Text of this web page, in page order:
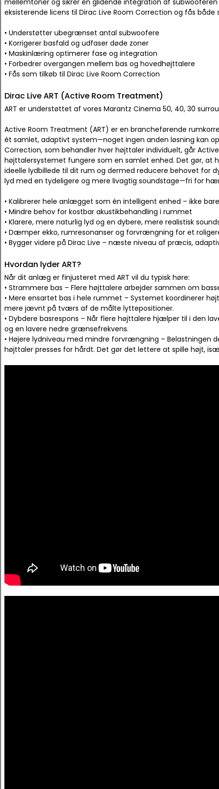
mellemtoner og sikrer en glidende integration af
eksisterende licens til Dirac Live Room Correction og fås
• Understøtter ubegrænset antal subwoofere
• Korrigerer basfald og udfaser døde zoner
• Maskinlæring optimerer fase og integration
• Forbedrer overgangen mellem bas og hovedhøjttalere
• Fås som tilkøb til Dirac Live Room Correction
Dirac Live ART (Active Room Treatment)
ART er understøttet af vores Marantz Cinema 50, 40, 30
Active Room Treatment (ART) er en brancheførende
ét samlet, adaptivt system—noget ingen anden løsning kan
Correction, som behandler hver højttaler individuelt, går
højttalersystemet fungere som en samlet enhed. Det gør,
ideelle lydbillede til dit rum og dermed reducere behovet for
lyd med en tydeligere og mere livagtig soundstage—fri for
• Kalibrerer hele anlægget som én intelligent enhed – ikke
• Mindre behov for kostbar akustikbehandling i rummet
• Klarere, mere naturlig lyd og en dybere, mere realistisk
• Dæmper ekko, rumresonanser og forvrængning for et
• Bygger videre på Dirac Live – næste niveau af præcis,
Hvordan lyder ART?
Når dit anlæg er finjusteret med ART vil du typisk høre:
• Strammere bas – Flere højttalere arbejder sammen om
• Mere ensartet bas i hele rummet – Systemet koordinerer
mere jævnt på tværs af de målte lyttepositioner.
• Dyb­dere basrespons – Når flere højttalere hjælper til i den
og en lavere nedre grænsefrekvens.
• Højere lydniveau med mindre forvrængning – Belastningen
højttaler presses for hårdt. Det gør det lettere at spille højt,